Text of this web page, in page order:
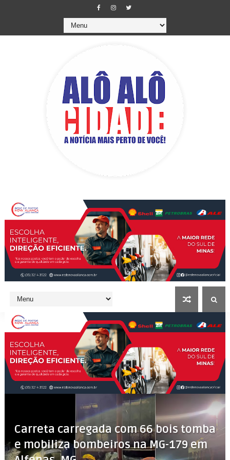
Carreta carregada com 66 bois tomba
e mobiliza bombeiros na MG-179 em